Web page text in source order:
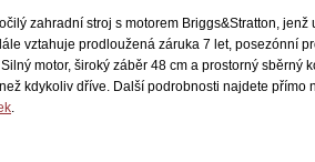
zahradní stroj s motorem Briggs&Stratton,
vztahuje prodloužená záruka 7 let, posezónní
motor, široký záběr 48 cm a prostorný sběrný
kdykoliv dříve. Další podrobnosti najdete přímo
.